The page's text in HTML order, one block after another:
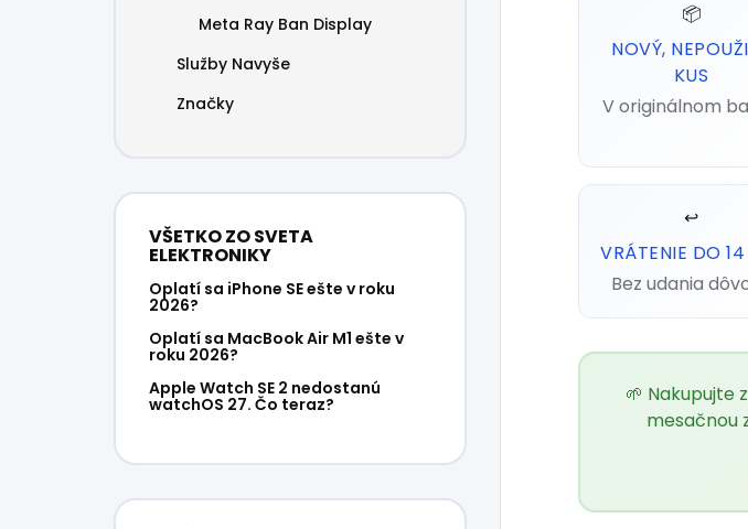
Meta Ray Ban Display
Služby Navyše
Značky
VŠETKO ZO SVETA
ELEKTRONIKY
Oplatí sa iPhone SE ešte v roku
2026?
Oplatí sa MacBook Air M1 ešte v
roku 2026?
Apple Watch SE 2 nedostanú
watchOS 27. Čo teraz?
📦
NOVÝ,
KUS
V originálnom
↩️
VRÁTENIE DO
Bez udania
🌱 Nakupujte
mesačnou